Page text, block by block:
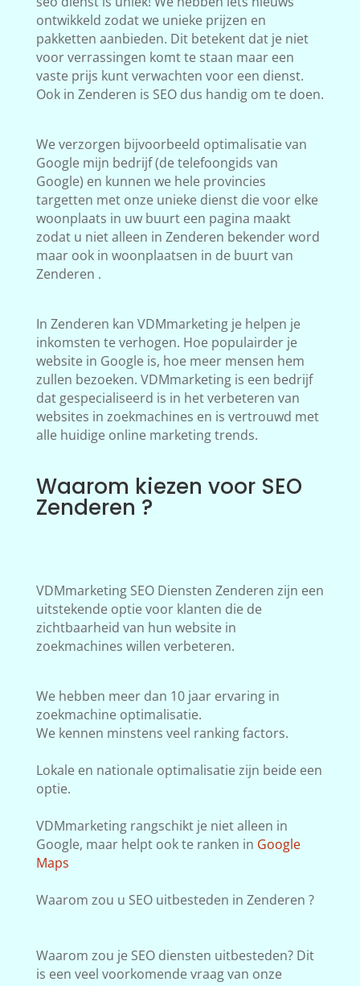
ontwikkeld zodat we unieke prijzen en
pakketten aanbieden. Dit betekent dat je niet
voor verrassingen komt te staan maar een
vaste prijs kunt verwachten voor een dienst.
Ook in Zenderen is SEO dus handig om te doen.
We verzorgen bijvoorbeeld optimalisatie van
Google mijn bedrijf (de telefoongids van
Google) en kunnen we hele provincies
targetten met onze unieke dienst die voor elke
woonplaats in uw buurt een pagina maakt
zodat u niet alleen in Zenderen bekender word
maar ook in woonplaatsen in de buurt van
Zenderen .
In Zenderen kan VDMmarketing je helpen je
inkomsten te verhogen. Hoe populairder je
website in Google is, hoe meer mensen hem
zullen bezoeken. VDMmarketing is een bedrijf
dat gespecialiseerd is in het verbeteren van
websites in zoekmachines en is vertrouwd met
alle huidige online marketing trends.
Waarom kiezen voor SEO
Zenderen ?
VDMmarketing SEO Diensten Zenderen zijn een
uitstekende optie voor klanten die de
zichtbaarheid van hun website in
zoekmachines willen verbeteren.
We hebben meer dan 10 jaar ervaring in
zoekmachine optimalisatie.
We kennen minstens veel ranking factors.
Lokale en nationale optimalisatie zijn beide een
optie.
VDMmarketing rangschikt je niet alleen in
Google, maar helpt ook te ranken in Google
Maps
Waarom zou u SEO uitbesteden in Zenderen ?
Waarom zou je SEO diensten uitbesteden? Dit
is een veel voorkomende vraag van onze